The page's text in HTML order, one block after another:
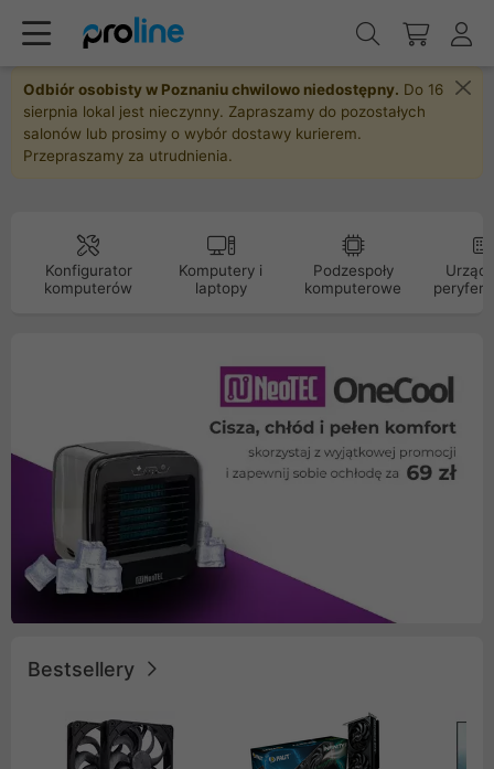
Odbiór osobisty w Poznaniu chwilowo niedostępny. Do 16
sierpnia lokal jest nieczynny. Zapraszamy do pozostałych
salonów lub prosimy o wybór dostawy kurierem.
Przepraszamy za utrudnienia.
Konfigurator
komputerów
Komputery i
laptopy
Podzespoły
komputerowe
Bestsellery